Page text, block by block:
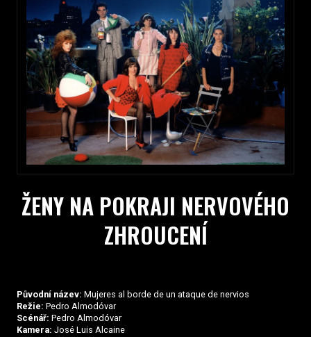
ŽENY NA POKRAJI NERVOVÉHO
ZHROUCENÍ
Původní název: Mujeres al borde de un ataque de nervios
Režie: Pedro Almodóvar
Scénář: Pedro Almodóvar
Kamera: José Luis Alcaine